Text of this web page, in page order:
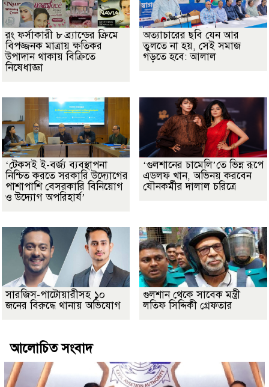
রং ফর্সাকারী ৮ ব্র্যান্ডের ক্রিমে
বিপজ্জনক মাত্রায় ক্ষতিকর
উপাদান থাকায় বিক্রিতে
নিষেধাজ্ঞা
অত্যাচারের ছবি যেন আর
তুলতে না হয়, সেই সমাজ
গড়তে হবে: আলাল
‘টেকসই ই-বর্জ্য ব্যবস্থাপনা
নিশ্চিত করতে সরকারি উদ্যোগের
পাশাপাশি বেসরকারি বিনিয়োগ
ও উদ্যোগ অপরিহার্য’
‘গুলশানের চামেলি’তে ভিন্ন রূপে
এডলফ খান, অভিনয় করবেন
যৌনকর্মীর দালাল চরিত্রে
সারজিস-পাটোয়ারীসহ ১০
জনের বিরুদ্ধে থানায় অভিযোগ
গুলশান থেকে সাবেক মন্ত্রী
লতিফ সিদ্দিকী গ্রেফতার
আলোচিত সংবাদ